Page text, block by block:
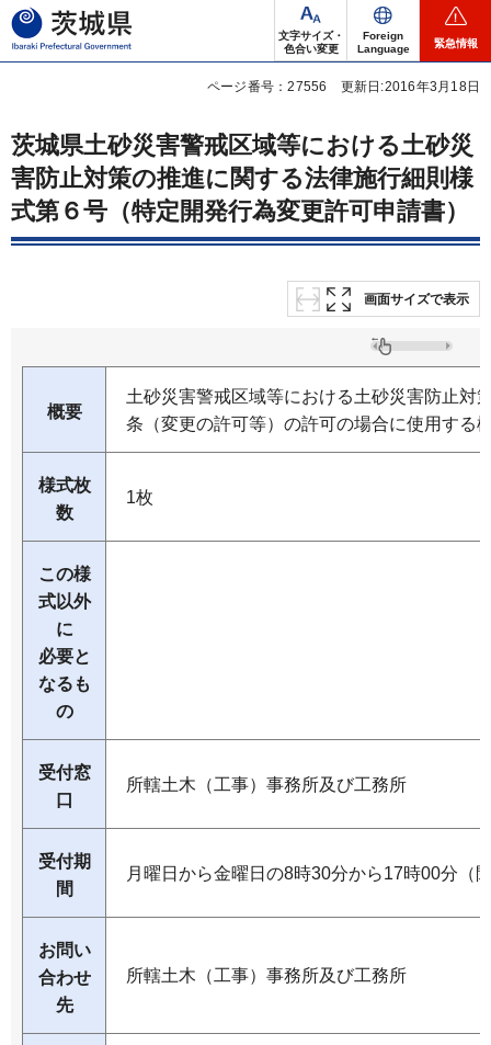
茨城県
文字サイズ・
色合い変更
Foreign
Language
緊急情報
ページ番号：27556 更新日:2016年3月18日
茨城県土砂災害警戒区域等における土砂災
害防止対策の推進に関する法律施行細則様
式第６号（特定開発行為変更許可申請書）
画面サイズで表示
概要
土砂災害警戒区域等における土砂災害防止対
条（変更の許可等）の許可の場合に使用する
様式枚
数
1枚
この様
式以外
に
必要と
なるも
の
受付窓
口
所轄土木（工事）事務所及び工務所
受付期
間
月曜日から金曜日の8時30分から17時00分（
お問い
合わせ
先
所轄土木（工事）事務所及び工務所